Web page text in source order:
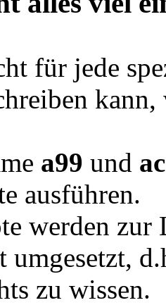
für jede
a99 und
ausführen.
werden
umgesetzt,
zu wissen.